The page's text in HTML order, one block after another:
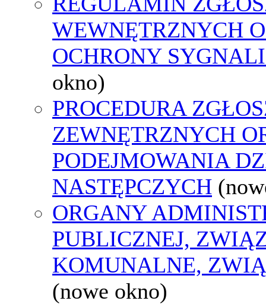
WEWNĘTRZNYCH
OCHRONY
okno)
PROCEDURA
ZEWNĘTRZNYCH
PODEJMOWANIA
NASTĘPCZYCH
ORGANY
PUBLICZNEJ,
KOMUNALNE,
(nowe okno)